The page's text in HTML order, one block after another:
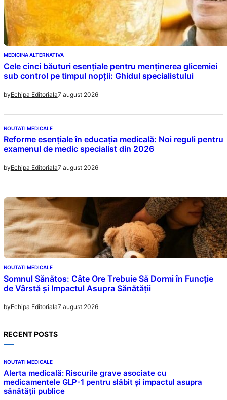
MEDICINA ALTERNATIVA
Cele cinci băuturi esențiale pentru menținerea glicemiei
sub control pe timpul nopții: Ghidul specialistului
byEchipa Editoriala7 august 2026
NOUTATI MEDICALE
Reforme esențiale în educația medicală: Noi reguli pentru
examenul de medic specialist din 2026
byEchipa Editoriala7 august 2026
NOUTATI MEDICALE
Somnul Sănătos: Câte Ore Trebuie Să Dormi în Funcție
de Vârstă și Impactul Asupra Sănătății
byEchipa Editoriala7 august 2026
RECENT POSTS
NOUTATI MEDICALE
Alerta medicală: Riscurile grave asociate cu
medicamentele GLP-1 pentru slăbit și impactul asupra
sănătății publice